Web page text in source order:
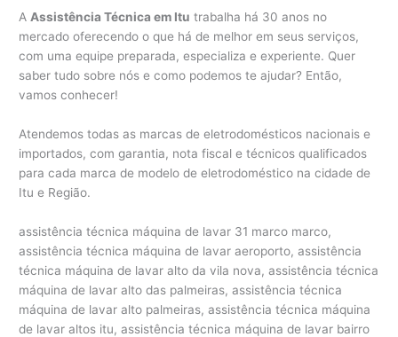
A Assistência Técnica em Itu trabalha há 30 anos no
mercado oferecendo o que há de melhor em seus serviços,
com uma equipe preparada, especializa e experiente. Quer
saber tudo sobre nós e como podemos te ajudar? Então,
vamos conhecer!
Atendemos todas as marcas de eletrodomésticos nacionais e
importados, com garantia, nota fiscal e técnicos qualificados
para cada marca de modelo de eletrodoméstico na cidade de
Itu e Região.
assistência técnica máquina de lavar 31 marco marco,
assistência técnica máquina de lavar aeroporto, assistência
técnica máquina de lavar alto da vila nova, assistência técnica
máquina de lavar alto das palmeiras, assistência técnica
máquina de lavar alto palmeiras, assistência técnica máquina
de lavar altos itu, assistência técnica máquina de lavar bairro